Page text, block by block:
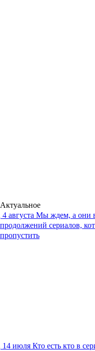
Актуальное
4 августа Мы ждем, а они
продолжений сериалов,
пропустить
14 июля Кто есть кто в